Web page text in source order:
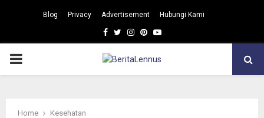
Blog Privacy Advertisement Hubungi Kami
Facebook
TwitterInstagram
Pinterest
Youtube
PRIMARY
Home
Kesehatan